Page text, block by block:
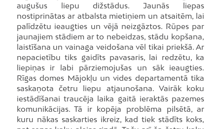
augušus liepu dižstādus. Jaunās liepas
nostiprinātas ar atbalsta mietiņiem un atsaitēm, lai
palīdzētu ieaugties un vējā neizgāztos. Rūpes par
jaunajiem stādiem ar to nebeidzas, stādu kopšana,
laistīšana un vainaga veidošana vēl tikai priekšā. Ar
nepacietību tiks gaidīts pavasaris, lai redzētu, ka
liepiņas ir labi pārziemojušas un sāk ieaugties.
Rīgas domes Mājokļu un vides departamentā tika
saskaņota četru liepu atjaunošana. Vairāk koku
iestādīšanai traucēja laika gaitā ieraktās pazemes
komunikācijas. Tā ir kopēja problēma pilsētā, ar
kuru nākas saskarties ikreiz, kad tiek stādīts koks,